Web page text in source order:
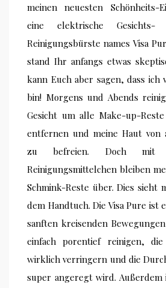
meinen neuesten Schönheits-
eine elektrische
Reinigungsbürste names Visa
stand Ihr anfangs etwas
kann Euch aber sagen, dass
bin! Morgens und Abends
Gesicht um alle Make-up-
entfernen und meine Haut von
zu befreien. Doch mit
Reinigungsmittelchen bleiben
Schmink-Reste über. Dies sieht
dem Handtuch. Die Visa Pure ist
sanften kreisenden
einfach porentief reinigen, die
wirklich verringern und die
super angeregt wird.